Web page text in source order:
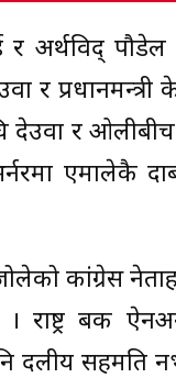
र अर्थविद्
र
र ओलीबीच
एमालेकै
कांग्रेस
बैंक
दलीय सहमति